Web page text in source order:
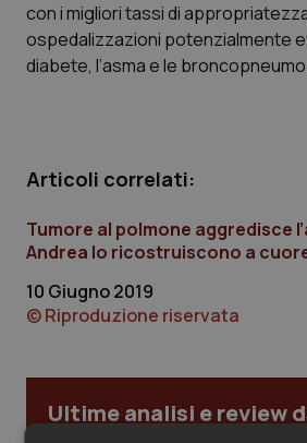
Lazio
Liguria
Marche
Molise
Piemonte
Provincia Autonoma di
Diabete & glucometri
Disturbi dell’umore
Donna & Salute
Epatiti
HIV
Ipertensione & Scompenso
con i migliori tassi di
ospedalizzazioni potenzialmente
diabete, l’asma e le
Articoli correlati:
Tumore al polmone aggredisce
Andrea lo ricostruiscono a
10 Giugno 2019
© Riproduzione riservata
Ultime analisi e review